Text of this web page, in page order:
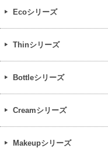
Ecoシリーズ
Thinシリーズ
Bottleシリーズ
Creamシリーズ
Makeupシリーズ